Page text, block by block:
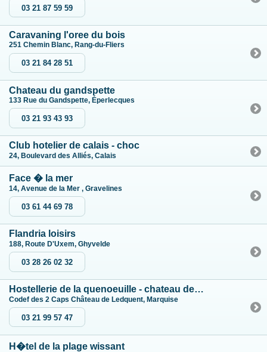
03 21 87 59 59
Caravaning l'oree du bois
251 Chemin Blanc, Rang-du-Fliers
03 21 84 28 51
Chateau du gandspette
133 Rue du Gandspette, Éperlecques
03 21 93 43 93
Club hotelier de calais - choc
24, Boulevard des Alliés, Calais
Face � la mer
14, Avenue de la Mer , Gravelines
03 61 44 69 78
Flandria loisirs
188, Route D'Uxem, Ghyvelde
03 28 26 02 32
Hostellerie de la quenoeuille - chateau de ledquent
Codef des 2 Caps Château de Ledquent, Marquise
03 21 99 57 47
H�tel de la plage wissant